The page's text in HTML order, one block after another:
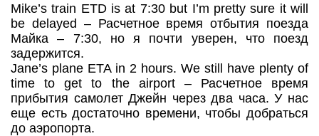
Mike’s train ETD is at 7:30 but I’m pretty sure it will
be delayed – Расчетное время отбытия поезда
Майка – 7:30, но я почти уверен, что поезд
задержится.
Jane’s plane ETA in 2 hours. We still have plenty of
time to get to the airport – Расчетное время
прибытия самолет Джейн через два часа. У нас
еще есть достаточно времени, чтобы добраться
до аэропорта.